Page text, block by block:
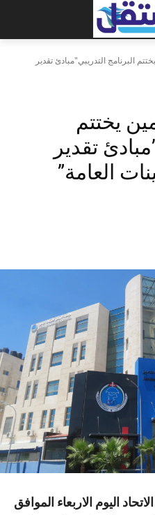
البرنامج التدريبي"مبادئ تقدير
يختتم
تقدير
العامة”
اليوم الاربعاء الموافق